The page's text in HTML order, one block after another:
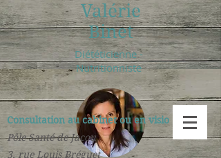
Valérie
Binet
Diététicienne -
Nutritionniste
Consultation au cabinet ou en visio :
Pôle Santé de Jacou
3, rue Louis Bréguet